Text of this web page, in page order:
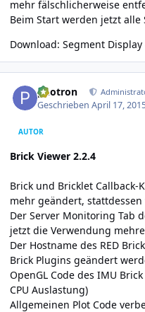
mehr fälschlicherweise
Beim Start werden jetzt
Download: Segment
photron
GeschriebenApril 17,
AUTOR
Brick Viewer 2.2.4
Brick und Bricklet
mehr geändert,
Der Server Monitoring Tab
jetzt die Verwendung
Der Hostname des RED
Brick Plugins geändert
OpenGL Code des IMU
CPU Auslastung)
Allgemeinen Plot Code